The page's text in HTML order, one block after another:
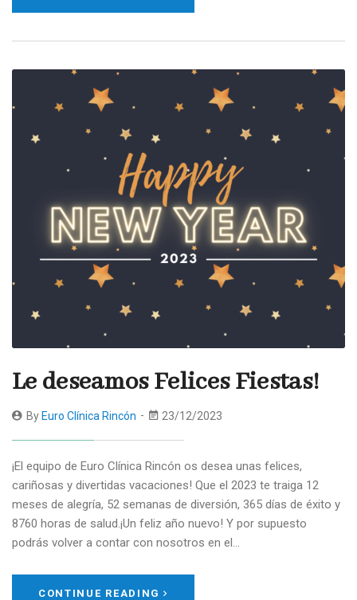
Le deseamos Felices Fiestas!
By Euro Clínica Rincón 23/12/2023
¡El equipo de Euro Clínica Rincón os desea unas felices,
cariñosas y divertidas vacaciones! Que el 2023 te traiga 12
meses de alegría, 52 semanas de diversión, 365 días de éxito y
8760 horas de salud.¡Un feliz año nuevo! Y por supuesto
podrás volver a contar con nosotros en el…
CONTINUE READING